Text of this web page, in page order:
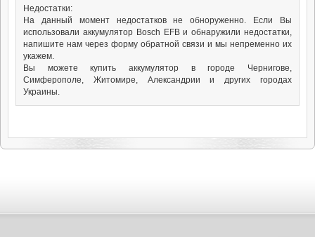
Недостатки:
На данный момент недостатков не обноруженно. Если Вы
использовали аккумулятор Bosch EFB и обнаружили недостатки,
напишите нам через форму обратной связи и мы непременно их
укажем.
Вы можете купить аккумулятор в городе Чернигове,
Симферополе, Житомире, Александрии и других городах
Украины.